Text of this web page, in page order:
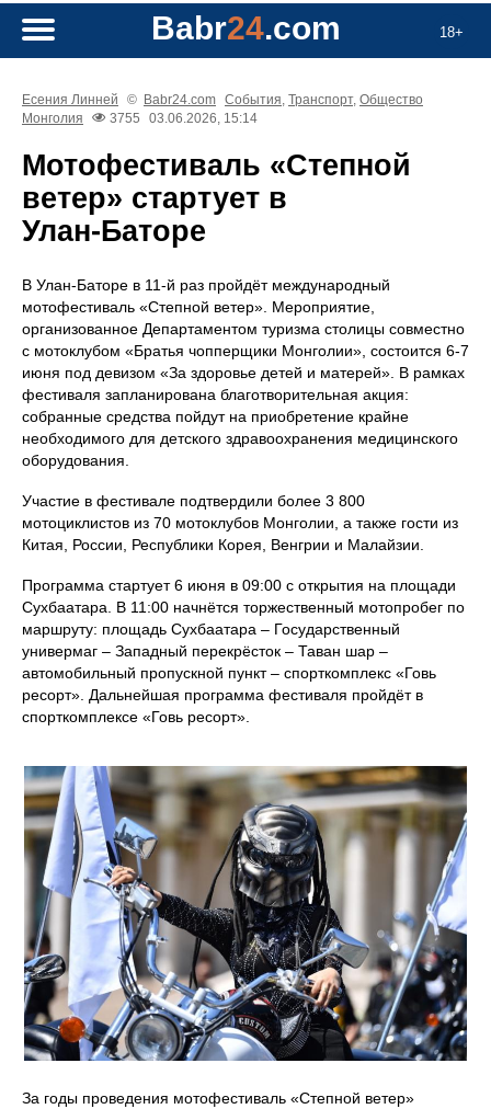
18+
Babr24.com
Есения Линней © Babr24.com События, Транспорт, Общество
Монголия
3755 03.06.2026, 15:14
Мотофестиваль «Степной
ветер» стартует в
Улан‑Баторе
В Улан‑Баторе в 11‑й раз пройдёт международный
мотофестиваль «Степной ветер». Мероприятие,
организованное Департаментом туризма столицы совместно
с мотоклубом «Братья чопперщики Монголии», состоится 6-7
июня под девизом «За здоровье детей и матерей». В рамках
фестиваля запланирована благотворительная акция:
собранные средства пойдут на приобретение крайне
необходимого для детского здравоохранения медицинского
оборудования.
Участие в фестивале подтвердили более 3 800
мотоциклистов из 70 мотоклубов Монголии, а также гости из
Китая, России, Республики Корея, Венгрии и Малайзии.
Программа стартует 6 июня в 09:00 с открытия на площади
Сухбаатара. В 11:00 начнётся торжественный мотопробег по
маршруту: площадь Сухбаатара – Государственный
универмаг – Западный перекрёсток – Таван шар –
автомобильный пропускной пункт – спорткомплекс «Говь
ресорт». Дальнейшая программа фестиваля пройдёт в
спорткомплексе «Говь ресорт».
За годы проведения мотофестиваль «Степной ветер»